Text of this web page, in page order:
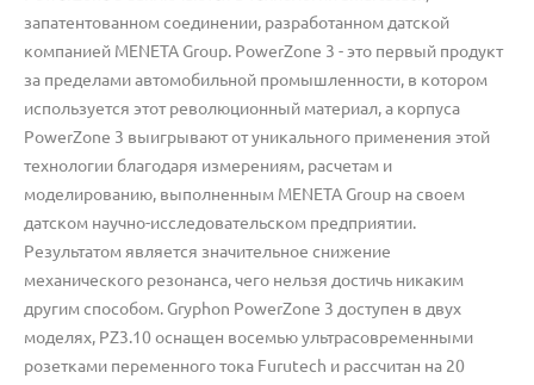
запатентованном соединении, разработанном датской
компанией MENETA Group. PowerZone 3 - это первый продукт
за пределами автомобильной промышленности, в котором
используется этот революционный материал, а корпуса
PowerZone 3 выигрывают от уникального применения этой
технологии благодаря измерениям, расчетам и
моделированию, выполненным MENETA Group на своем
датском научно-исследовательском предприятии.
Результатом является значительное снижение
механического резонанса, чего нельзя достичь никаким
другим способом. Gryphon PowerZone 3 доступен в двух
моделях, PZ3.10 оснащен восемью ультрасовременными
розетками переменного тока Furutech и рассчитан на 20